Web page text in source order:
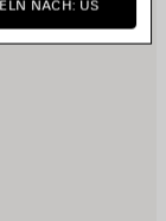
NACH: US